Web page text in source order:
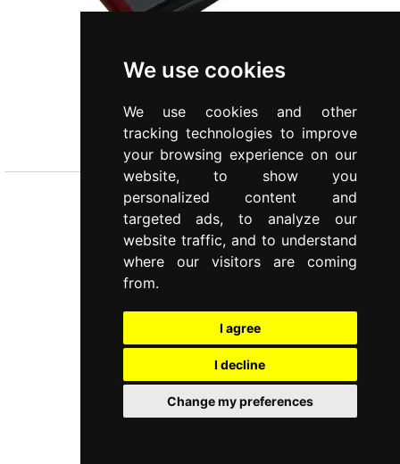
We use cookies
We use cookies and other
tracking technologies to improve
your browsing experience on our
website, to show you
personalized content and
targeted ads, to analyze our
website traffic, and to understand
where our visitors are coming
from.
I agree
I decline
Change my preferences
STYLE
Servizio posate 48 pz